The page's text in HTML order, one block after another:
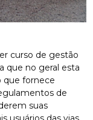
curso de gestão
que no geral esta
que fornece
de
suas